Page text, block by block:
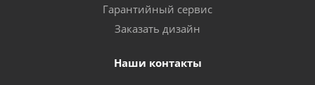
Гарантийный сервис
Заказать дизайн
Наши контакты